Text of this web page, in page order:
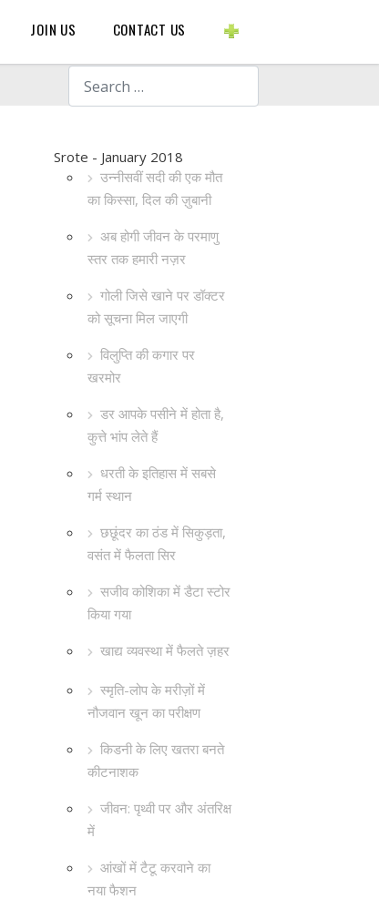
Search
JOIN US CONTACT US
Srote - January 2018
उन्नीसवीं सदी की एक मौत
का किस्सा, दिल की ज़ुबानी
अब होगी जीवन के परमाणु
स्तर तक हमारी नज़र
गोली जिसे खाने पर डॉक्टर
को सूचना मिल जाएगी
विलुप्ति की कगार पर
खरमोर
डर आपके पसीने में होता है,
कुत्ते भांप लेते हैं
धरती के इतिहास में सबसे
गर्म स्थान
छछूंदर का ठंड में सिकुड़ता,
वसंत में फैलता सिर
सजीव कोशिका में डैटा स्टोर
किया गया
खाद्य व्यवस्था में फैलते ज़हर
स्मृति-लोप के मरीज़ों में
नौजवान खून का परीक्षण
किडनी के लिए खतरा बनते
कीटनाशक
जीवन: पृथ्वी पर और अंतरिक्ष
में
आंखों में टैटू करवाने का
नया फैशन